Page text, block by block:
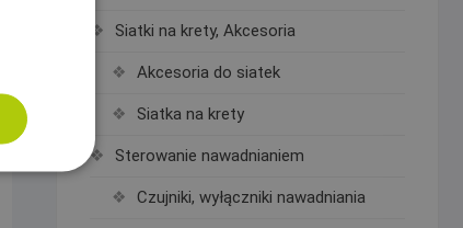
Siatki na krety, Akcesoria
Akcesoria do siatek
Siatka na krety
Sterowanie nawadnianiem
Czujniki, wyłączniki nawadniania